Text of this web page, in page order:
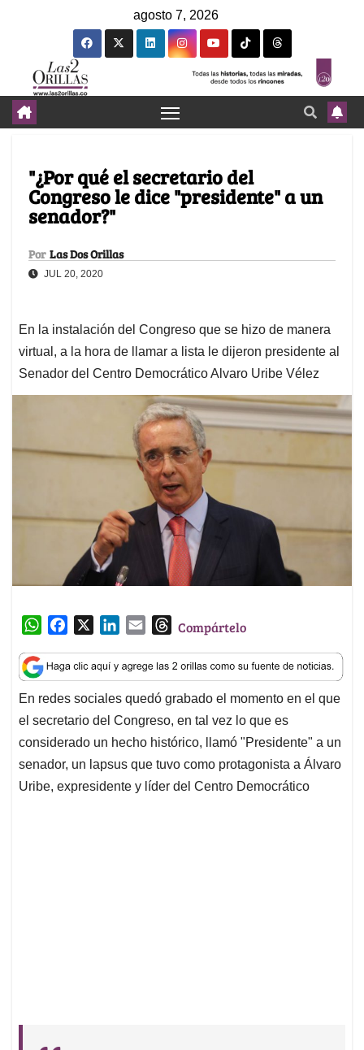
agosto 7, 2026
"¿Por qué el secretario del
Congreso le dice "presidente" a un
senador?"
Por Las Dos Orillas
JUL 20, 2020
En la instalación del Congreso que se hizo de manera
virtual, a la hora de llamar a lista le dijeron presidente al
Senador del Centro Democrático Alvaro Uribe Vélez
W
a
t
s
A
p
p
c
e
b
o
o
k
n
k
e
d
I
n
a
i
l
T
r
e
a
d
s
Compártelo
En redes sociales quedó grabado el momento en el que
el secretario del Congreso, en tal vez lo que es
considerado un hecho histórico, llamó "Presidente" a un
senador, un lapsus que tuvo como protagonista a Álvaro
Uribe, expresidente y líder del Centro Democrático